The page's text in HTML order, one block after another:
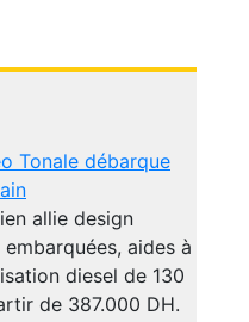
Tonale débarque
allie design
aides à
diesel de 130
de 387.000 DH.